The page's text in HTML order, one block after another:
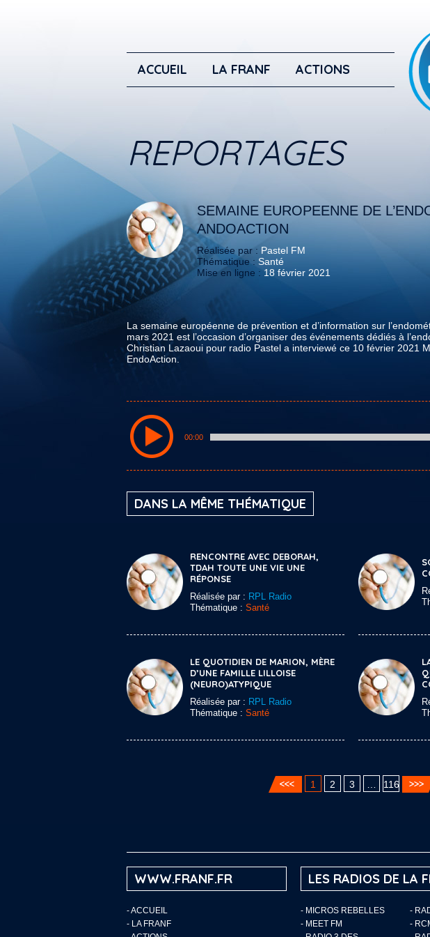
ACCUEIL LA FRANF ACTIONS
REPORTAGES
SEMAINE EUROPEENNE DE
ANDOACTION
Réalisée par : Pastel FM
Thématique : Santé
Mise en ligne : 18 février 2021
La semaine européenne de prévention et d’information sur
mars 2021 est l’occasion d’organiser des événements dédiés à
Christian Lazaoui pour radio Pastel a interviewé ce 10 février 2021
EndoAction.
00:00
DANS LA MÊME THÉMATIQUE
RENCONTRE AVEC DEBORAH,
TDAH TOUTE UNE VIE UNE
RÉPONSE
Réalisée par : RPL Radio
Thématique : Santé
LE QUOTIDIEN DE MARION, MÈRE
D’UNE FAMILLE LILLOISE
(NEURO)ATYPIQUE
Réalisée par : RPL Radio
Thématique : Santé
1 2 3 116
WWW.FRANF.FR
-ACCUEIL
- LA FRANF
LES RADIOS DE LA
- MICROS REBELLES
-
- MEET FM
-